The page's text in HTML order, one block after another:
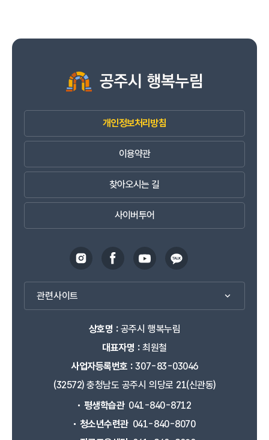
개인정보처리방침
이용약관
찾아오시는 길
사이버투어
관련사이트
상호명 :공주시 행복누림
대표자명 :최원철
사업자등록번호 :307-83-03046
(32572) 충청남도 공주시 의당로 21(신관동)
평생학습관 041-840-8712
청소년수련관 041-840-8070